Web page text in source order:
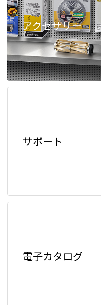
アクセサリー
サポート
電子カタログ